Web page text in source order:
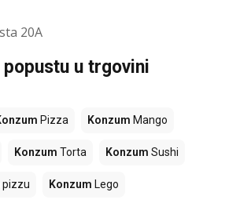
20A
popustu u trgovini
Pizza Konzum Mango
Konzum Torta Konzum Sushi
pizzu Konzum Lego